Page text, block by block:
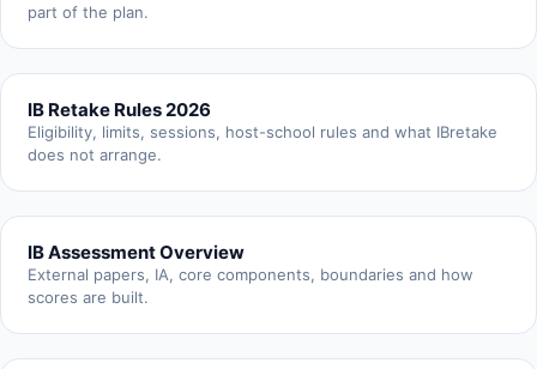
part of the plan.
IB Retake Rules 2026
Eligibility, limits, sessions, host-school rules and what IBretake
does not arrange.
IB Assessment Overview
External papers, IA, core components, boundaries and how
scores are built.